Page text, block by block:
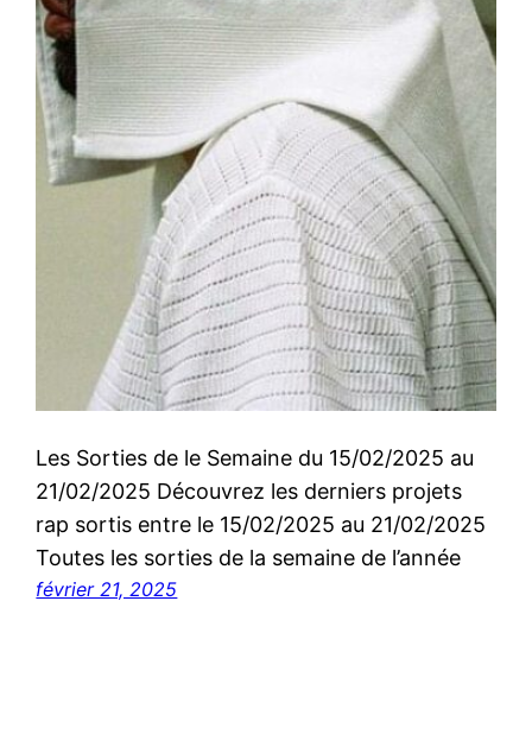
Les Sorties de le Semaine du 15/02/2025 au
21/02/2025 Découvrez les derniers projets
rap sortis entre le 15/02/2025 au 21/02/2025
Toutes les sorties de la semaine de l’année
février 21, 2025